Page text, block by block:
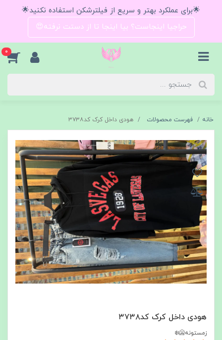
🌟برای عملکرد بهتر و سریع از فیلترشکن استفاده نکنید🌟
حراجیا اینجاست؟ بیا اینجا تا از دستت نرفته😍
0
خانه فهرست محصولات هودی داخل کرک کد۳۷۳۸
هودی داخل کرک کد۳۷۳۸
زمستونه🥶❄️